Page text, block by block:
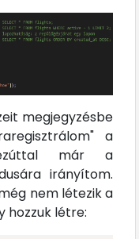
megjegyzésbe
a
már a
irányítom.
nem létezik a
hozzuk létre: